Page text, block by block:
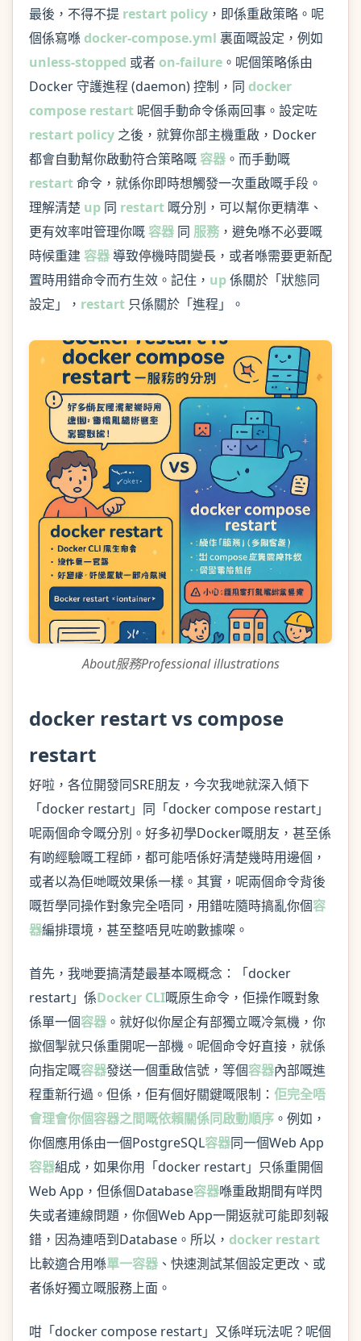
最後，不得不提 restart policy ，即係重啟策略。呢
個係寫喺docker-compose.yml 裏面嘅設定，例如
unless-stopped 或者 on-failure 。呢個策略係由
Docker 守護進程 (daemon) 控制，同 docker
compose restart 呢個手動命令係兩回事。設定咗
restart policy 之後，就算你部主機重啟，Docker
都會自動幫你啟動符合策略嘅容器 。而手動嘅
restart命令，就係你即時想觸發一次重啟嘅手段。
理解清楚 up 同 restart 嘅分別，可以幫你更精準、
更有效率咁管理你嘅容器 同 服務 ，避免喺不必要嘅
時候重建容器導致停機時間變長，或者喺需要更新配
置時用錯命令而冇生效。記住， up係關於「狀態同
設定」， restart 只係關於「進程」。
About服務Professional illustrations
docker restart vs compose
restart
好啦，各位開發同SRE朋友，今次我哋就深入傾下
「docker restart」同「docker compose restart」
呢兩個命令嘅分別。好多初學Docker嘅朋友，甚至係
有啲經驗嘅工程師，都可能唔係好清楚幾時用邊個，
或者以為佢哋嘅效果係一樣。其實，呢兩個命令背後
嘅哲學同操作對象完全唔同，用錯咗隨時搞亂你個容
器編排環境，甚至整唔見咗啲數據㗎。
首先，我哋要搞清楚最基本嘅概念：「docker
restart」係Docker CLI嘅原生命令，佢操作嘅對象
係單一個容器 。就好似你屋企有部獨立嘅冷氣機，你
撳個掣就只係重開呢一部機。呢個命令好直接，就係
向指定嘅容器發送一個重啟信號，等個容器內部嘅進
程重新行過。但係，佢有個好關鍵嘅限制： 佢完全唔
會理會你個容器之間嘅依賴關係同啟動順序 。例如，
你個應用係由一個PostgreSQL容器同一個Web App
容器組成，如果你用「docker restart」只係重開個
Web App，但係個Database容器喺重啟期間有咩閃
失或者連線問題，你個Web App一開返就可能即刻報
錯，因為連唔到Database。所以， docker restart
比較適合用喺單一容器 、快速測試某個設定更改、或
者係好獨立嘅服務上面。
咁「docker compose restart」又係咩玩法呢？呢個